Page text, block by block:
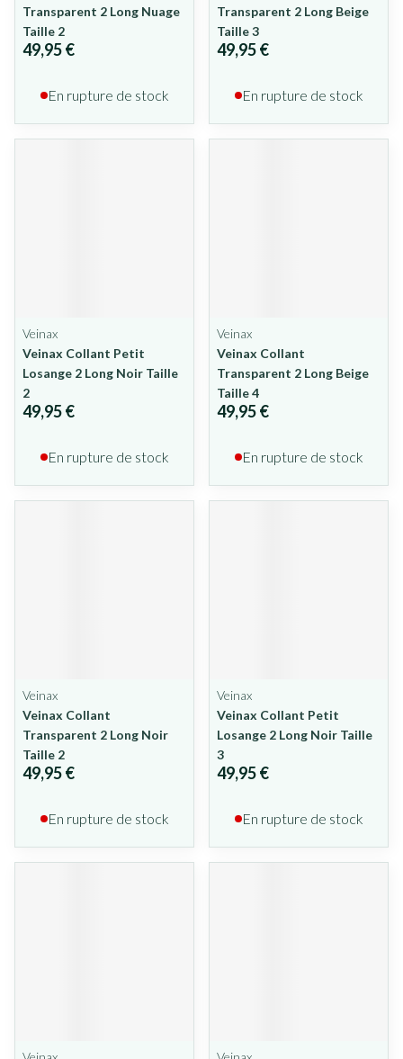
Transparent 2 Long Nuage
Taille 2
49,95 €
En rupture de stock
Transparent 2 Long Beige
Taille 3
49,95 €
En rupture de stock
Veinax
Veinax Collant Petit
Losange 2 Long Noir Taille
2
49,95 €
En rupture de stock
Veinax
Veinax Collant
Transparent 2 Long Beige
Taille 4
49,95 €
En rupture de stock
Veinax
Veinax Collant
Transparent 2 Long Noir
Taille 2
49,95 €
En rupture de stock
Veinax
Veinax Collant Petit
Losange 2 Long Noir Taille
3
49,95 €
En rupture de stock